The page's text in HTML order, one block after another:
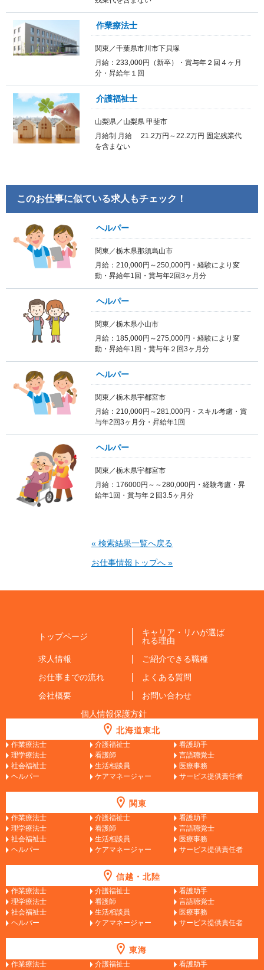
作業療法士
関東／千葉県市川市下貝塚
月給：233,000円（新卒）・賞与年２回４ヶ月
分・昇給年１回
介護福祉士
山梨県／山梨県 甲斐市
月給制 月給 21.2万円～22.2万円 固定残業代
を含まない
このお仕事に似ている求人もチェック！
ヘルパー
関東／栃木県那須烏山市
月給：210,000円～250,000円・経験により変
動・昇給年1回・賞与年2回3ヶ月分
ヘルパー
関東／栃木県小山市
月給：185,000円～275,000円・経験により変
動・昇給年1回・賞与年２回3ヶ月分
ヘルパー
関東／栃木県宇都宮市
月給：210,000円～281,000円・スキル考慮・賞
与年2回3ヶ月分・昇給年1回
ヘルパー
関東／栃木県宇都宮市
月給：176000円～～280,000円・経験考慮・昇
給年1回・賞与年２回3.5ヶ月分
« 検索結果一覧へ戻る
お仕事情報トップへ »
トップページ
キャリア・リハが選ば
れる理由
求人情報
ご紹介できる職種
お仕事までの流れ
よくある質問
会社概要
お問い合わせ
個人情報保護方針
北海道東北
作業療法士 介護福祉士
看護助手
理学療法士
看護師
言語聴覚士
社会福祉士
生活相談員
医療事務
ヘルパー
ケアマネージャー サービス提供責任者
関東
作業療法士 介護福祉士
看護助手
理学療法士
看護師
言語聴覚士
社会福祉士
生活相談員
医療事務
ヘルパー
ケアマネージャー サービス提供責任者
信越・北陸
作業療法士 介護福祉士
看護助手
理学療法士
看護師
言語聴覚士
社会福祉士
生活相談員
医療事務
ヘルパー
ケアマネージャー サービス提供責任者
東海
作業療法士 介護福祉士
看護助手